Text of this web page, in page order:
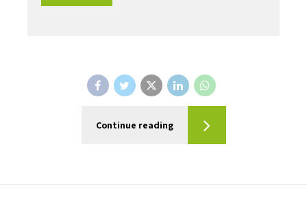
Continue reading